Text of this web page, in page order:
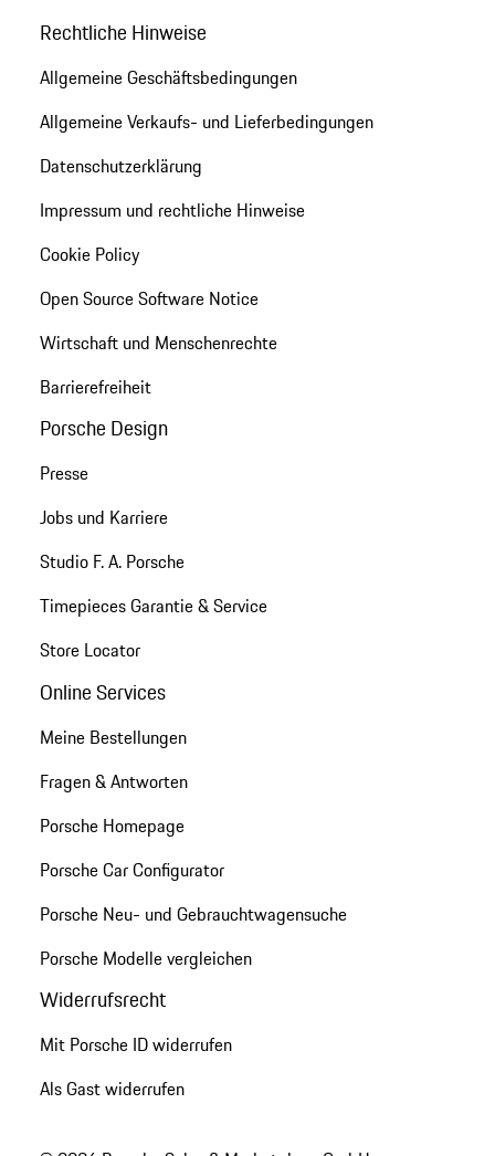
Rechtliche Hinweise
Allgemeine Geschäftsbedingungen
Allgemeine Verkaufs- und Lieferbedingungen
Datenschutzerklärung
Impressum und rechtliche Hinweise
Cookie Policy
Open Source Software Notice
Wirtschaft und Menschenrechte
Barrierefreiheit
Porsche Design
Presse
Jobs und Karriere
Studio F. A. Porsche
Timepieces Garantie & Service
Store Locator
Online Services
Meine Bestellungen
Fragen & Antworten
Porsche Homepage
Porsche Car Configurator
Porsche Neu- und Gebrauchtwagensuche
Porsche Modelle vergleichen
Widerrufsrecht
Mit Porsche ID widerrufen
Als Gast widerrufen